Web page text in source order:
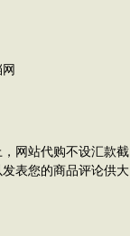
网站代购不设汇款截
表您的商品评论供大